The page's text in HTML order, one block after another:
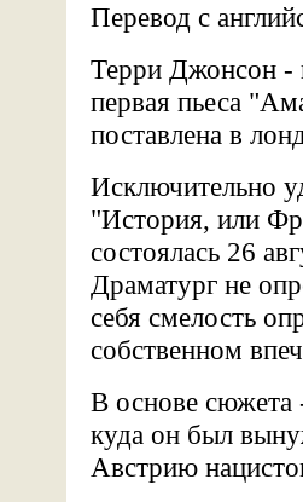
Перевод с
Терри Джонсон -
первая пьеса
поставлена в
Исключительно
"История, или
состоялась 26
Драматург не
себя смелость
собственном
В основе сюжета
куда он был
Австрию